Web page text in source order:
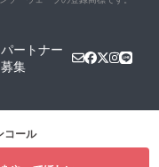
パートナー
募集
コール